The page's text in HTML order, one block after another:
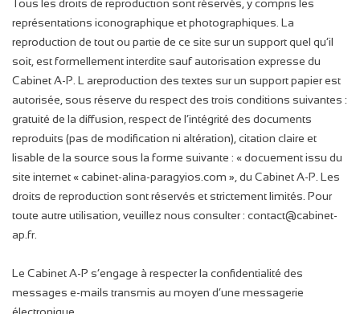
Tous les droits de reproduction sont réservés, y compris les
représentations iconographique et photographiques. La
reproduction de tout ou partie de ce site sur un support quel qu’il
soit, est formellement interdite sauf autorisation expresse du
Cabinet A-P. L areproduction des textes sur un support papier est
autorisée, sous réserve du respect des trois conditions suivantes :
gratuité de la diffusion, respect de l’intégrité des documents
reproduits (pas de modification ni altération), citation claire et
lisable de la source sous la forme suivante : « docuement issu du
site internet « cabinet-alina-paragyios.com », du Cabinet A-P. Les
droits de reproduction sont réservés et strictement limités. Pour
toute autre utilisation, veuillez nous consulter : contact@cabinet-
ap.fr.
Le Cabinet A-P s’engage à respecter la confidentialité des
messages e-mails transmis au moyen d’une messagerie